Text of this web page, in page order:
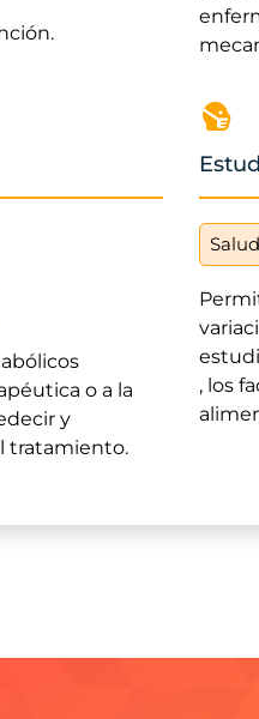
o a la
y
tratamiento.
, los